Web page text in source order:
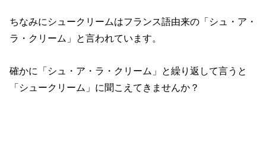
ちなみにシュークリームはフランス語由来の 「シュ・ア・
ラ・クリーム」と言われています。
確かに
「シュ・ア・ラ・クリーム」と繰り返して言うと
「シュークリーム」に聞こえてきませんか？